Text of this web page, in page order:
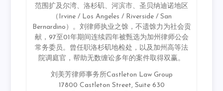
范围扩及尔湾、洛杉矶、河滨市、圣贝纳迪诺地区
（Irvine / Los Angeles / Riverside / San
Bernardino）。刘律师执业之馀，不遗馀力为社会贡
献，97至01年期间连续四年被甄选为加州律师公会
常务委员。曾任职洛杉矶地检处，以及加州高等法
院调庭官，帮助无数缠讼多年的案件取得双赢。
刘美芳律师事务所Castleton Law Group
17800 Castleton Street, Suite 630